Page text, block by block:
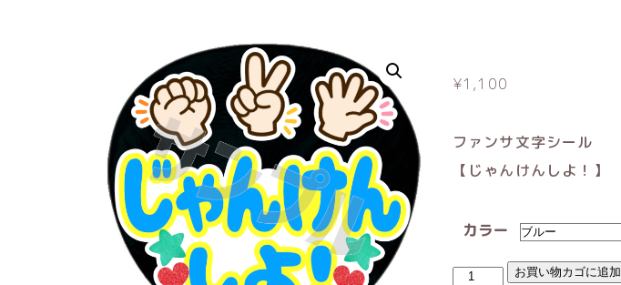
¥1,100
ファンサ文字シール
【じゃんけんしよ！】
カラー
じ
お買い物カゴに追加